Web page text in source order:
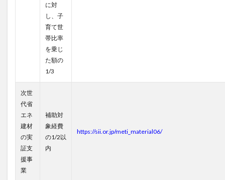
に対
し、子
育て世
帯比率
を乗じ
た額の
1/3
次世
代省
エネ
建材
の実
証支
援事
業
補助対
象経費
の1/2以
内
https://sii.or.jp/meti_material06/